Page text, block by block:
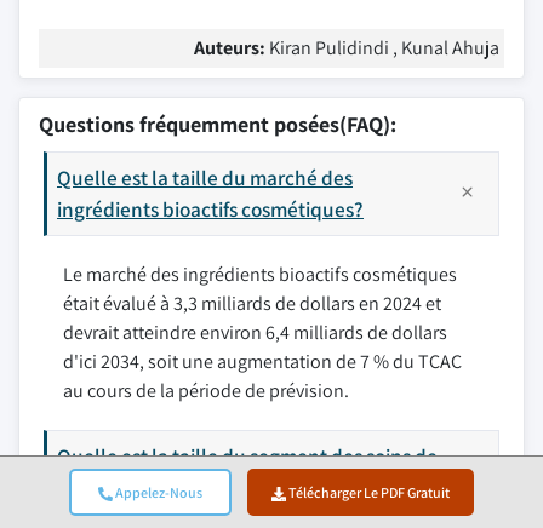
Appelez-Nous Télécharger Le PDF Gratuit
Auteurs: Kiran Pulidindi , Kunal Ahuja
Questions fréquemment posées(FAQ):
Quelle est la taille du marché des
ingrédients bioactifs cosmétiques?
Le marché des ingrédients bioactifs cosmétiques
était évalué à 3,3 milliards de dollars en 2024 et
devrait atteindre environ 6,4 milliards de dollars
d'ici 2034, soit une augmentation de 7 % du TCAC
au cours de la période de prévision.
Quelle est la taille du segment des soins de
la peau dans l'industrie des ingrédients
bioactifs cosmétiques?